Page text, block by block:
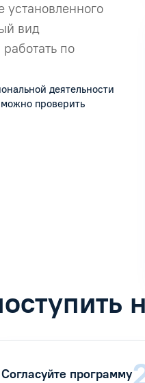
установленного
вид
по
деятельности
проверить
Согласуйте программу